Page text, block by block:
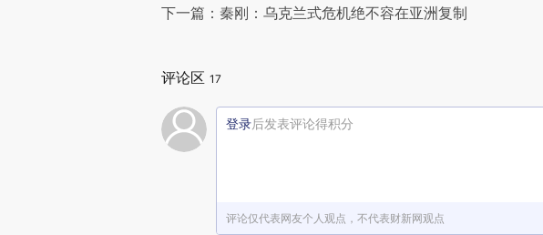
下一篇：秦刚：乌克兰式危机绝不容在亚洲复制
评论区 17
登录后发表评论得积分
评论仅代表网友个人观点，不代表财新网观点